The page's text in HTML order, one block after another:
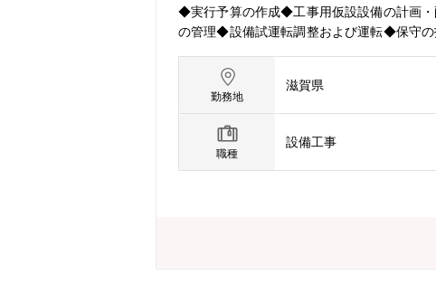
◆実行予算の作成◆工事用仮設設備の計画
の管理◆設備試運転調整および運転◆保守の
ございます。
勤務地
滋賀県
職種
設備工事